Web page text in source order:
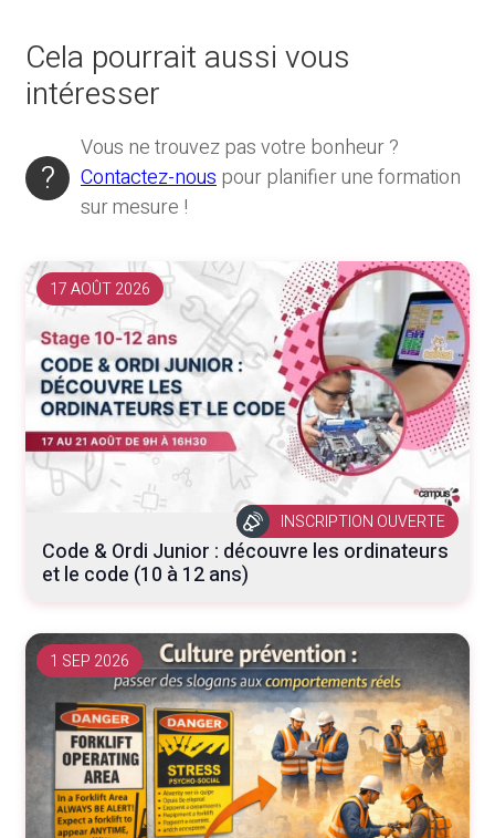
Cela pourrait aussi vous
intéresser
Vous ne trouvez pas votre bonheur ?
Contactez-nouspour planifier une formation
sur mesure !
INSCRIPTION OUVERTE
Code & Ordi Junior : découvre les ordinateurs
et le code (10 à 12 ans)
17 AOÛT 2026
1 SEP 2026